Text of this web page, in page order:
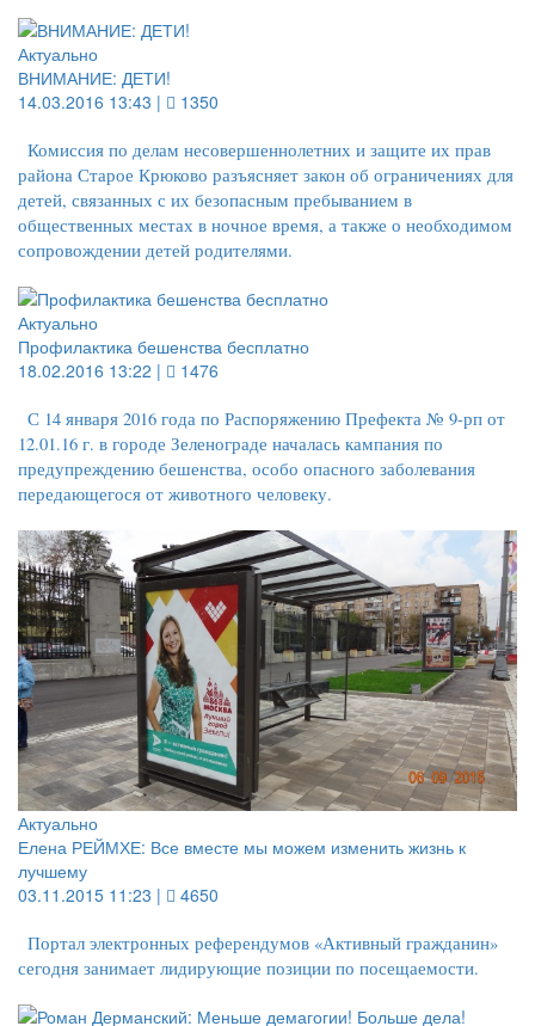
Актуально
ВНИМАНИЕ: ДЕТИ!
14.03.2016 13:43 |
1350
Комиссия по делам несовершеннолетних и защите их прав
района Старое Крюково разъясняет закон об ограничениях для
детей, связанных с их безопасным пребыванием в
общественных местах в ночное время, а также о необходимом
сопровождении детей родителями.
Актуально
Профилактика бешенства бесплатно
18.02.2016 13:22 |
1476
С 14 января 2016 года по Распоряжению Префекта № 9-рп от
12.01.16 г. в городе Зеленограде началась кампания по
предупреждению бешенства, особо опасного заболевания
передающегося от животного человеку.
Актуально
Елена РЕЙМХЕ: Все вместе мы можем изменить жизнь к
лучшему
03.11.2015 11:23 |
4650
Портал электронных референдумов «Активный гражданин»
сегодня занимает лидирующие позиции по посещаемости.